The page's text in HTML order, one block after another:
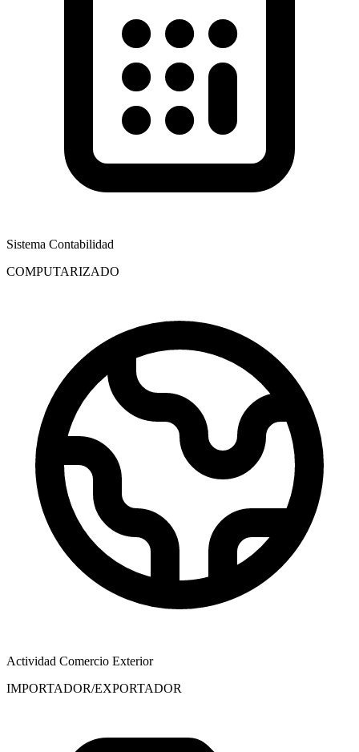
Sistema Contabilidad
COMPUTARIZADO
Actividad Comercio Exterior
IMPORTADOR/EXPORTADOR